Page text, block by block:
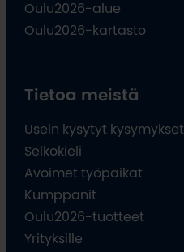
Oulu2026-alue
Oulu2026-kartasto
Tietoa meistä
Usein kysytyt kysymykset
Selkokieli
Avoimet työpaikat
Kumppanit
Oulu2026-tuotteet
Yrityksille